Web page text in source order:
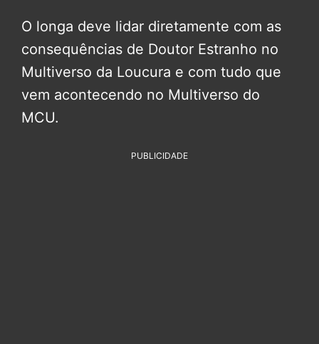
O longa deve lidar diretamente com as
consequências de Doutor Estranho no
Multiverso da Loucura e com tudo que
vem acontecendo no Multiverso do
MCU.
PUBLICIDADE